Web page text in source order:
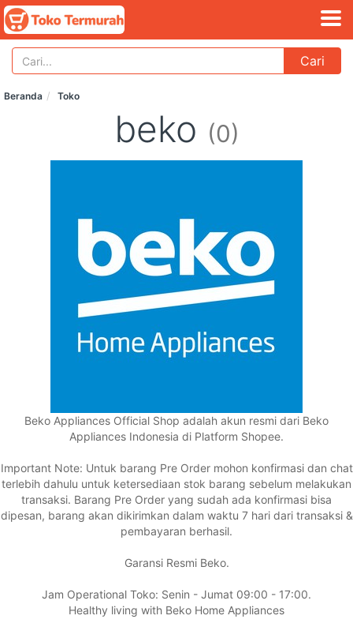
Cari
Beranda Toko
beko (0)
Beko Appliances Official Shop adalah akun resmi dari Beko
Appliances Indonesia di Platform Shopee.
Important Note: Untuk barang Pre Order mohon konfirmasi dan chat
terlebih dahulu untuk ketersediaan stok barang sebelum melakukan
transaksi. Barang Pre Order yang sudah ada konfirmasi bisa
dipesan, barang akan dikirimkan dalam waktu 7 hari dari transaksi &
pembayaran berhasil.
Garansi Resmi Beko.
Jam Operational Toko: Senin - Jumat 09:00 - 17:00.
Healthy living with Beko Home Appliances